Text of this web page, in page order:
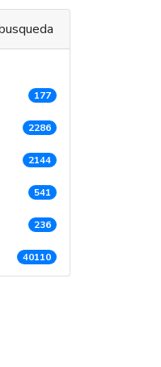
177
2286
2144
541
236
40110